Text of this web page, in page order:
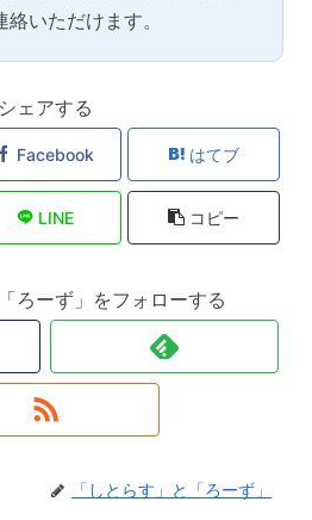
絡いただけます。
シェアする
Facebook はてブ
LINE コピー
ろーず」をフォローする
「しとらす」と「ろーず」